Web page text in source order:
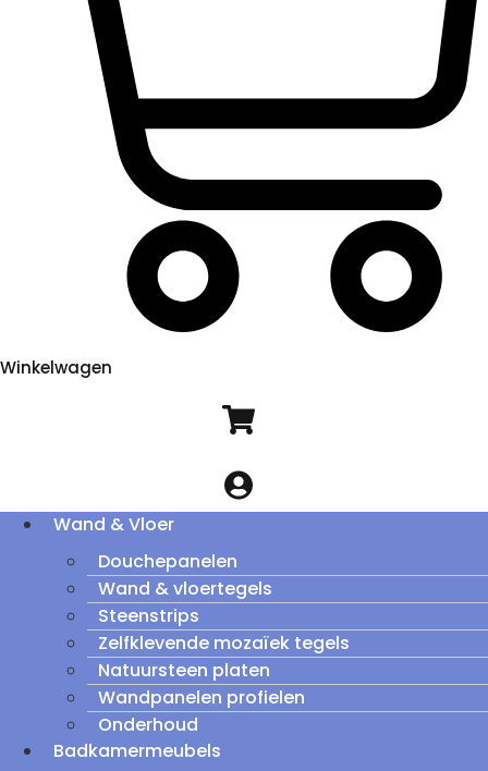
Winkelwagen
Wand & Vloer
Douchepanelen
Wand & vloertegels
Steenstrips
Zelfklevende mozaïek tegels
Natuursteen platen
Wandpanelen profielen
Onderhoud
Badkamermeubels